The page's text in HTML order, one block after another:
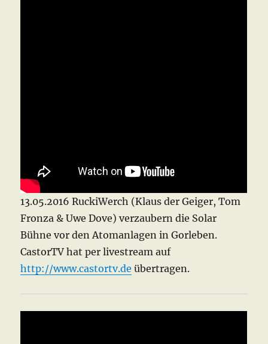
13.05.2016 RuckiWerch (Klaus der Geiger, Tom
Fronza & Uwe Dove) verzaubern die Solar
Bühne vor den Atomanlagen in Gorleben.
CastorTV hat per livestream auf
http://www.castortv.de übertragen.